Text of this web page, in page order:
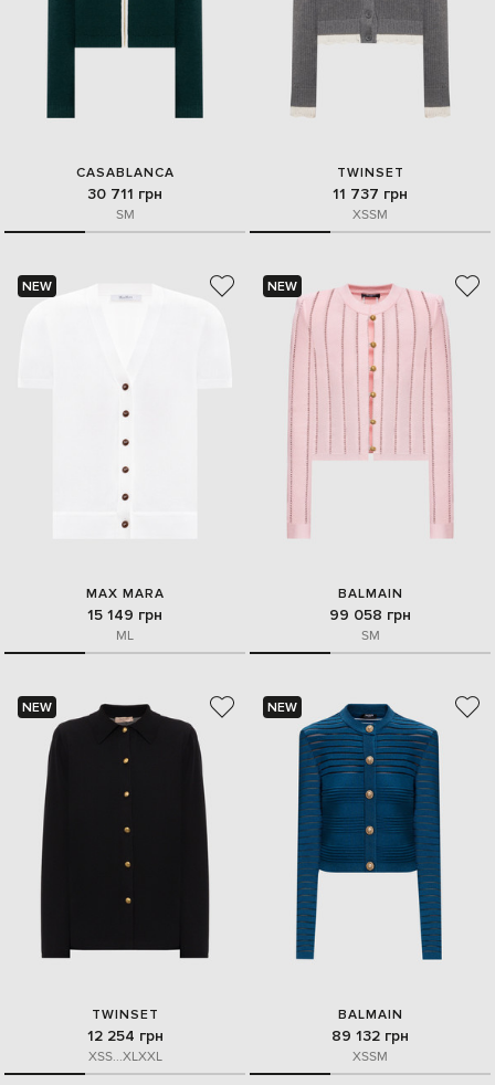
CASABLANCA
30 711 грн
SM
TWINSET
11 737 грн
XSSM
NEW
MAX MARA
15 149 грн
ML
NEW
BALMAIN
99 058 грн
SM
NEW
TWINSET
12 254 грн
XSS...XLXXL
NEW
BALMAIN
89 132 грн
XSSM